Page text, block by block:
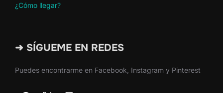
¿Cómo llegar?
➜ SÍGUEME EN REDES
Puedes encontrarme en Facebook, Instagram y Pinterest